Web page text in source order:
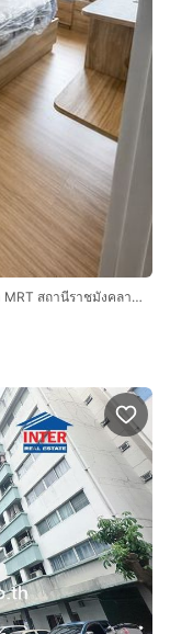
ขายคอนโด ศุภาลัย เวอเรนด้า รามคำแหง ชั้น 23 ติด MRT สถานีราชมังคลา ใกล้ ม.รามคำแหง